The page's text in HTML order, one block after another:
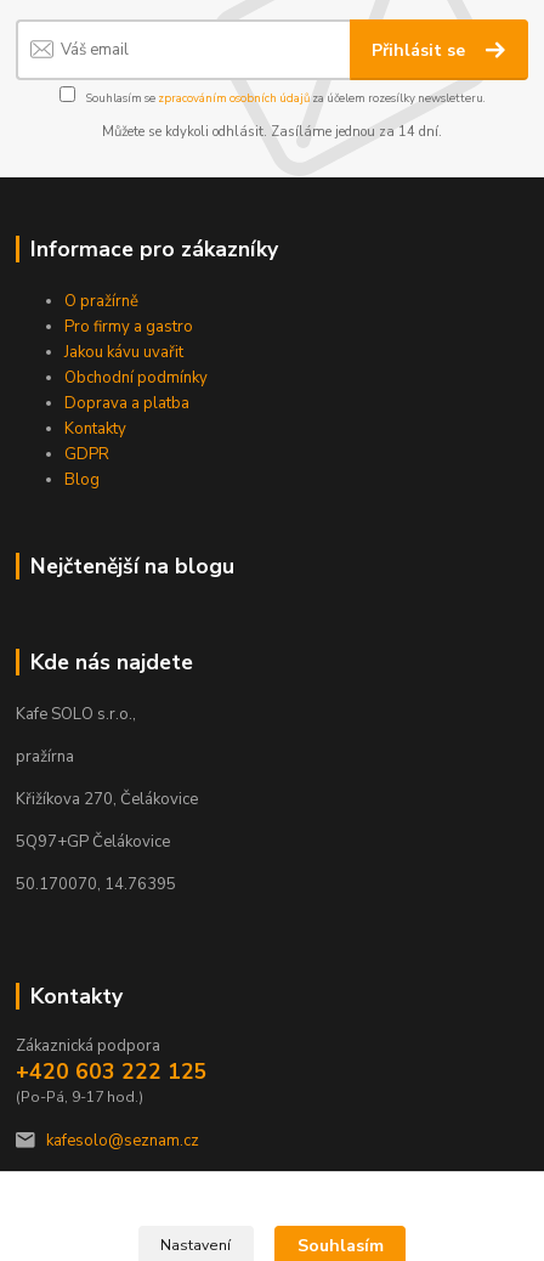
Přihlásit se
Souhlasím se zpracováním osobních údajůza účelem rozesílky newsletteru.
Můžete se kdykoli odhlásit. Zasíláme jednou za 14 dní.
Informace pro zákazníky
O pražírně
Pro firmy a gastro
Jakou kávu uvařit
Obchodní podmínky
Doprava a platba
Kontakty
GDPR
Blog
Nejčtenější na blogu
Kde nás najdete
Kafe SOLO s.r.o.,
pražírna
Křižíkova 270, Čelákovice
5Q97+GP Čelákovice
50.170070, 14.76395
Kontakty
Zákaznická podpora
+420 603 222 125
(Po-Pá, 9-17 hod.)
kafesolo@seznam.cz
Nastavení Souhlasím